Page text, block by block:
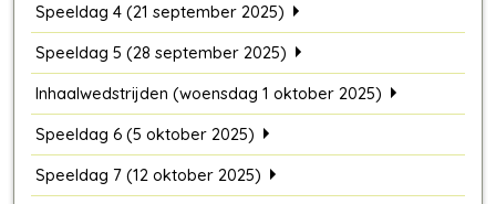
Speeldag 4 (21 september 2025)
Speeldag 5 (28 september 2025)
Inhaalwedstrijden (woensdag 1 oktober 2025)
Speeldag 6 (5 oktober 2025)
Speeldag 7 (12 oktober 2025)